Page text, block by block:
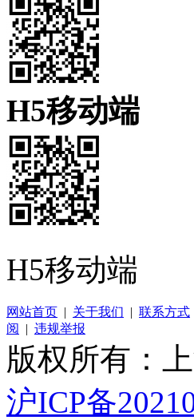
H5移动端
H5移动端
网站首页 | 关于我们 | 联系方式
阅
| 违规举报
版权所有：
沪ICP备